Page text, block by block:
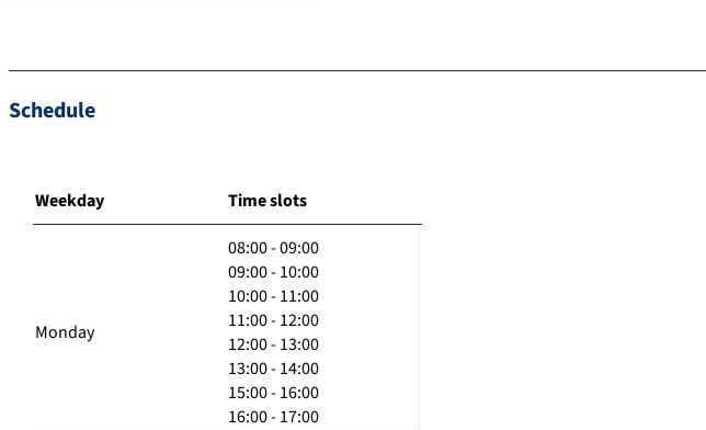
Schedule
Weekday Time slots
Monday
08:00 - 09:00
09:00 - 10:00
10:00 - 11:00
11:00 - 12:00
12:00 - 13:00
13:00 - 14:00
15:00 - 16:00
16:00 - 17:00